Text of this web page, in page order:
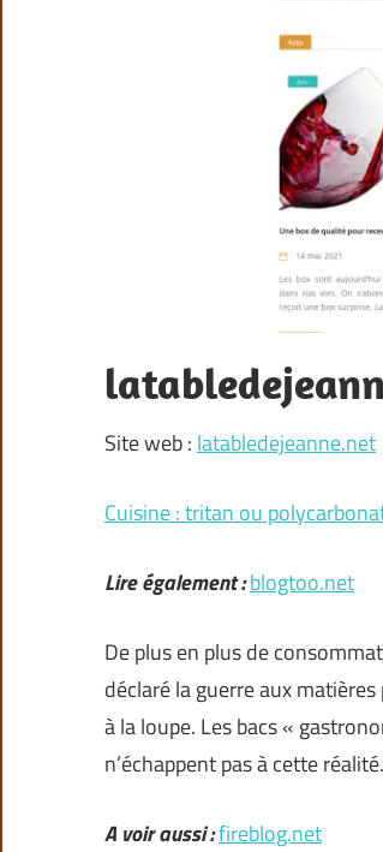
Site web : latabledejeanne.net
Cuisine : tritan ou
Lire également :blogtoo.net
De plus en plus de
déclaré la guerre aux
à la loupe. Les bacs «
n’échappent pas à cette
A voir aussi :fireblog.net